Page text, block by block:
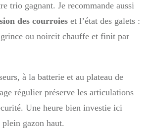
trio gagnant. Je recommande aussi
des courroies et l’état des galets :
ou noircit chauffe et finit par
à la batterie et au plateau de
régulier préserve les articulations
Une heure bien investie ici
gazon haut.